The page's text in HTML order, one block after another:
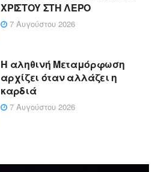
ΧΡΙΣΤΟΥ ΣΤΗ ΛΕΡΟ
7 Αυγούστου 2026
Η αληθινή Μεταμόρφωση
αρχίζει όταν αλλάζει η
καρδιά
7 Αυγούστου 2026